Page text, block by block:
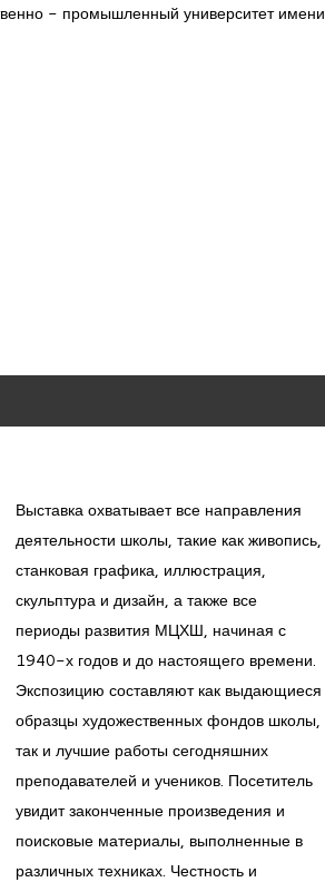
- промышленный университет имени
Выставка охватывает все направления
деятельности школы, такие как живопись,
станковая графика, иллюстрация,
скульптура и дизайн, а также все
периоды развития МЦХШ, начиная с
1940-х годов и до настоящего времени.
Экспозицию составляют как выдающиеся
образцы художественных фондов школы,
так и лучшие работы сегодняшних
преподавателей и учеников. Посетитель
увидит законченные произведения и
поисковые материалы, выполненные в
различных техниках. Честность и